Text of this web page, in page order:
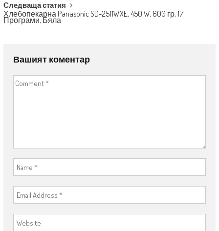
Следваща статия
Хлебопекарна Panasonic SD-2511WXE, 450 W, 600 гр, 17
Програми, Бяла
Вашият коментар